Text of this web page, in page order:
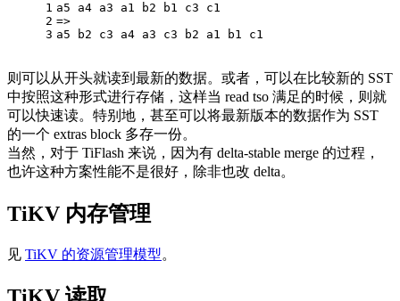
1
2
3
a5 a4 a3 a1 b2 b1 c3 c1
=>
a5 b2 c3 a4 a3 c3 b2 a1 b1 c1
则可以从开头就读到最新的数据。或者，可以在比较新的 SST
中按照这种形式进行存储，这样当 read tso 满足的时候，则就
可以快速读。特别地，甚至可以将最新版本的数据作为 SST
的一个 extras block 多存一份。
当然，对于 TiFlash 来说，因为有 delta-stable merge 的过程，
也许这种方案性能不是很好，除非也改 delta。
TiKV 内存管理
见 TiKV 的资源管理模型。